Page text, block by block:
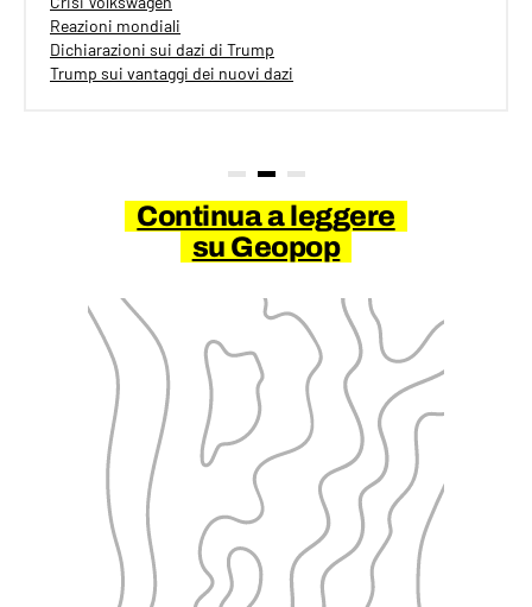
Reazioni mondiali
Dichiarazioni sui dazi di Trump
Trump sui vantaggi dei nuovi dazi
Continua a leggere
su Geopop